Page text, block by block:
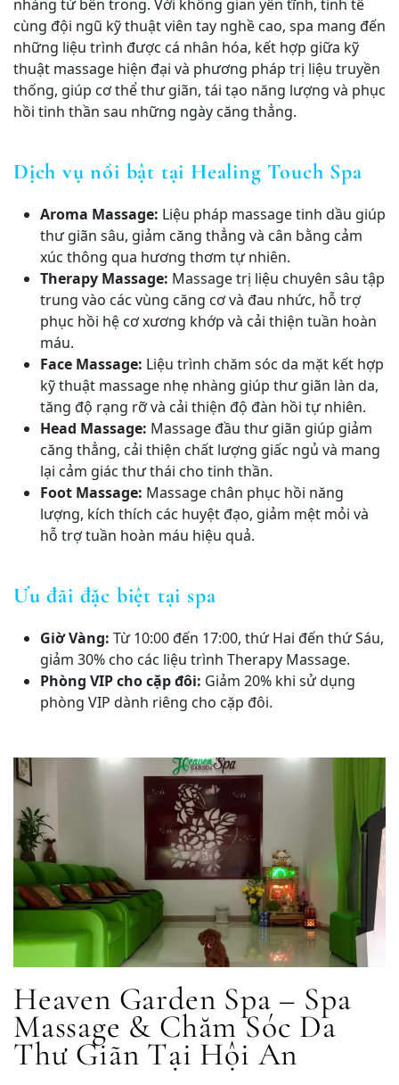
nhàng từ bên trong. Với không gian yên tĩnh, tinh tế
cùng đội ngũ kỹ thuật viên tay nghề cao, spa mang đến
những liệu trình được cá nhân hóa, kết hợp giữa kỹ
thuật massage hiện đại và phương pháp trị liệu truyền
thống, giúp cơ thể thư giãn, tái tạo năng lượng và phục
hồi tinh thần sau những ngày căng thẳng.
Dịch vụ nổi bật tại Healing Touch Spa
Aroma Massage: Liệu pháp massage tinh dầu giúp
thư giãn sâu, giảm căng thẳng và cân bằng cảm
xúc thông qua hương thơm tự nhiên.
Therapy Massage: Massage trị liệu chuyên sâu tập
trung vào các vùng căng cơ và đau nhức, hỗ trợ
phục hồi hệ cơ xương khớp và cải thiện tuần hoàn
máu.
Face Massage: Liệu trình chăm sóc da mặt kết hợp
kỹ thuật massage nhẹ nhàng giúp thư giãn làn da,
tăng độ rạng rỡ và cải thiện độ đàn hồi tự nhiên.
Head Massage: Massage đầu thư giãn giúp giảm
căng thẳng, cải thiện chất lượng giấc ngủ và mang
lại cảm giác thư thái cho tinh thần.
Foot Massage: Massage chân phục hồi năng
lượng, kích thích các huyệt đạo, giảm mệt mỏi và
hỗ trợ tuần hoàn máu hiệu quả.
Ưu đãi đặc biệt tại spa
Giờ Vàng: Từ 10:00 đến 17:00, thứ Hai đến thứ Sáu,
giảm 30% cho các liệu trình Therapy Massage.
Phòng VIP cho cặp đôi: Giảm 20% khi sử dụng
phòng VIP dành riêng cho cặp đôi.
Heaven Garden Spa – Spa
Massage & Chăm Sóc Da
Thư Giãn Tại Hội An